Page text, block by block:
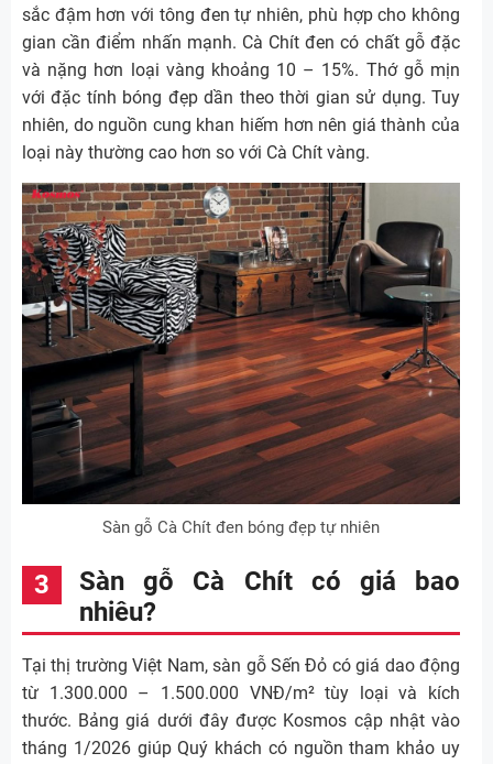
sắc đậm hơn với tông đen tự nhiên, phù hợp cho không
gian cần điểm nhấn mạnh. Cà Chít đen có chất gỗ đặc
và nặng hơn loại vàng khoảng 10 – 15%. Thớ gỗ mịn
với đặc tính bóng đẹp dần theo thời gian sử dụng. Tuy
nhiên, do nguồn cung khan hiếm hơn nên giá thành của
loại này thường cao hơn so với Cà Chít vàng.
Sàn gỗ Cà Chít đen bóng đẹp tự nhiên
Sàn gỗ Cà Chít có giá bao
nhiêu?
Tại thị trường Việt Nam, sàn gỗ Sến Đỏ có giá dao động
từ 1.300.000 – 1.500.000 VNĐ/m² tùy loại và kích
thước. Bảng giá dưới đây được Kosmos cập nhật vào
tháng 1/2026 giúp Quý khách có nguồn tham khảo uy